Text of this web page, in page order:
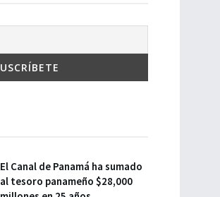
El Canal de Panamá ha sumado
al tesoro panameño $28,000